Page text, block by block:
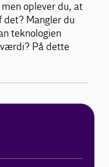
oplever du, at
det? Mangler du
teknologien
På dette